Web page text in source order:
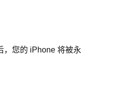
，您的 iPhone 将被永